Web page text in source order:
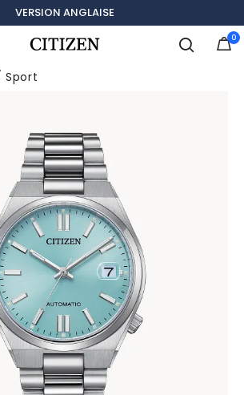
VERSION ANGLAISE
0
Sport